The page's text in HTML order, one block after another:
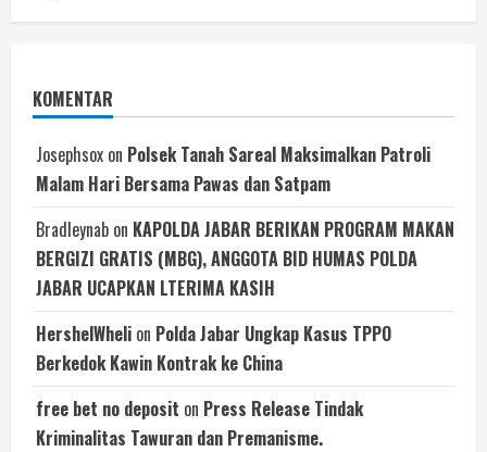
KOMENTAR
Josephsox on Polsek Tanah Sareal Maksimalkan Patroli
Malam Hari Bersama Pawas dan Satpam
Bradleynab on KAPOLDA JABAR BERIKAN PROGRAM MAKAN
BERGIZI GRATIS (MBG), ANGGOTA BID HUMAS POLDA
JABAR UCAPKAN LTERIMA KASIH
HershelWheli on Polda Jabar Ungkap Kasus TPPO
Berkedok Kawin Kontrak ke China
free bet no deposit on Press Release Tindak
Kriminalitas Tawuran dan Premanisme.